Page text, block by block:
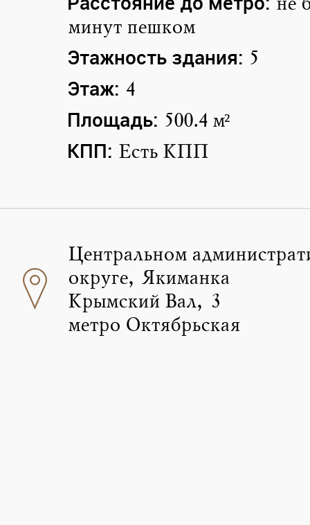
не
минут пешком
Этажность здания: 5
Этаж: 4
Площадь: 500.4 м²
КПП: Есть КПП
Центральном
округе, Якиманка
Крымский Вал, 3
метро Октябрьская